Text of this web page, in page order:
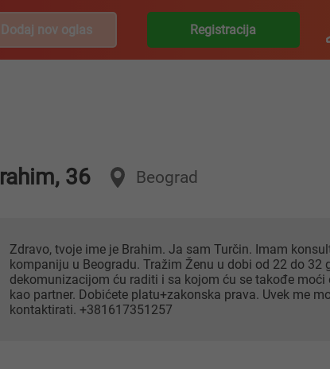
Dodaj nov oglas Registracija
Brahim, 36 Beograd
Zdravo, tvoje ime je Brahim. Ja sam Turčin. Imam konsultantsku
kompaniju u Beogradu. Tražim Ženu u dobi od 22 do 32
dekomunizacijom ću raditi i sa kojom ću se takođe moći
kao partner. Dobićete platu+zakonska prava. Uvek me
kontaktirati. +381617351257